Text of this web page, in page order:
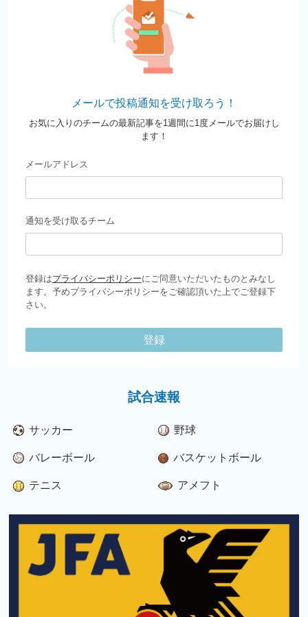
メールで投稿通知を受け取ろう！
お気に入りのチームの最新記事を1週間に1度メールでお届けし
ます！
メールアドレス
通知を受け取るチーム
登録はプライバシーポリシーにご同意いただいたものとみなし
ます。予めプライバシーポリシーをご確認頂いた上でご登録下
さい。
登録
試合速報
サッカー 野球
バレーボール バスケットボール
テニス アメフト